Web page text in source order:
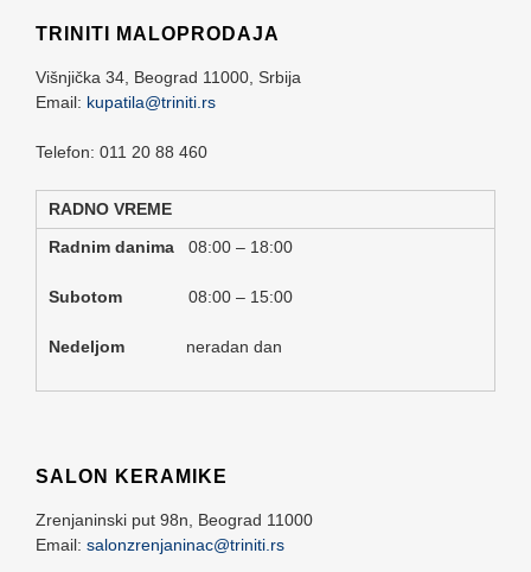
TRINITI MALOPRODAJA
Višnjička 34, Beograd 11000, Srbija
Email: kupatila@triniti.rs
Telefon: 011 20 88 460
RADNO VREME
Radnim danima 08:00 – 18:00
Subotom 08:00 – 15:00
Nedeljom neradan dan
SALON KERAMIKE
Zrenjaninski put 98n, Beograd 11000
Email: salonzrenjaninac@triniti.rs